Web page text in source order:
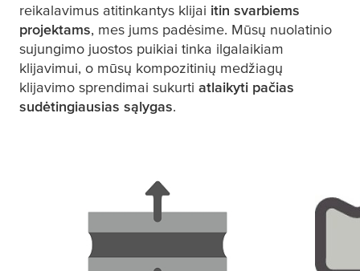
reikalavimus atitinkantys klijai itin svarbiems
projektams, mes jums padėsime. Mūsų nuolatinio
sujungimo juostos puikiai tinka ilgalaikiam
klijavimui, o mūsų kompozitinių medžiagų
klijavimo sprendimai sukurti atlaikyti pačias
sudėtingiausias sąlygas.